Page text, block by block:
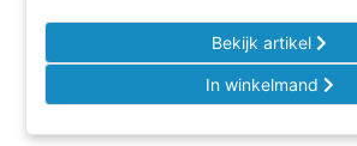
Bekijk artikel
In winkelmand